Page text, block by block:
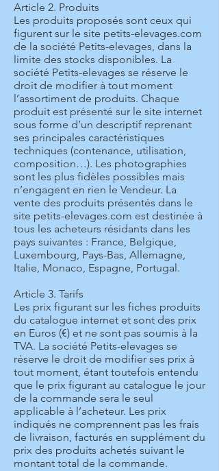
Article 2. Produits
Les produits proposés sont ceux qui
figurent sur le site petits-elevages.com
de la société Petits-elevages, dans la
limite des stocks disponibles. La
société Petits-elevages se réserve le
droit de modifier à tout moment
l’assortiment de produits. Chaque
produit est présenté sur le site internet
sous forme d’un descriptif reprenant
ses principales caractéristiques
techniques (contenance, utilisation,
composition…). Les photographies
sont les plus fidèles possibles mais
n’engagent en rien le Vendeur. La
vente des produits présentés dans le
site petits-elevages.com est destinée à
tous les acheteurs résidants dans les
pays suivantes : France, Belgique,
Luxembourg, Pays-Bas, Allemagne,
Italie, Monaco, Espagne, Portugal.
Article 3. Tarifs
Les prix figurant sur les fiches produits
du catalogue internet et sont des prix
en Euros (€) et ne sont pas soumis à la
TVA. La société Petits-elevages se
réserve le droit de modifier ses prix à
tout moment, étant toutefois entendu
que le prix figurant au catalogue le jour
de la commande sera le seul
applicable à l’acheteur. Les prix
indiqués ne comprennent pas les frais
de livraison, facturés en supplément du
prix des produits achetés suivant le
montant total de la commande.